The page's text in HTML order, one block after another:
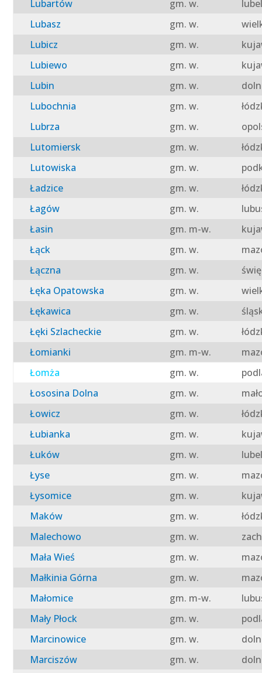
Lubartów gm. w.
Lubasz
gm. w.
Lubicz
gm. w.
Lubiewo
gm. w.
Lubin
gm. w.
Lubochnia
gm. w.
Lubrza
gm. w.
Lutomiersk
gm. w.
Lutowiska
gm. w.
Ładzice
gm. w.
Łagów
gm. w.
Łasin
gm. m-w.
Łąck
gm. w.
Łączna
gm. w.
Łęka Opatowska
gm. w.
Łękawica
gm. w.
Łęki Szlacheckie
gm. w.
Łomianki
gm. m-w.
Łomża
gm. w.
Łososina Dolna
gm. w.
Łowicz
gm. w.
Łubianka
gm. w.
Łuków
gm. w.
Łyse
gm. w.
Łysomice
gm. w.
Maków
gm. w.
Malechowo
gm. w.
Mała Wieś
gm. w.
Małkinia Górna
gm. w.
Małomice
gm. m-w.
Mały Płock
gm. w.
Marcinowice
gm. w.
Marciszów
gm. w.